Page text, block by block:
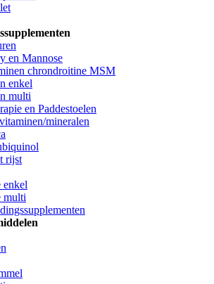
en Mannose
chrondroitine MSM
enkel
multi
en Paddestoelen
mineralen
rijst
enkel
multi